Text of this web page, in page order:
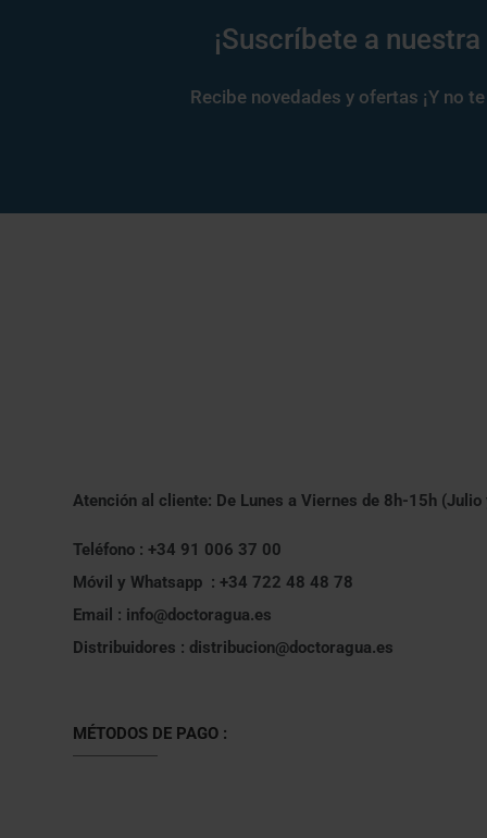
¡Suscríbete a
Recibe novedades y ofertas ¡Y no
Atención al cliente: De Lunes a Viernes de 8h-15h (Julio
Teléfono : +34 91 006 37 00
Móvil y Whatsapp : +34 722 48 48 78
Email : info@doctoragua.es
Distribuidores : distribucion@doctoragua.es
MÉTODOS DE PAGO :